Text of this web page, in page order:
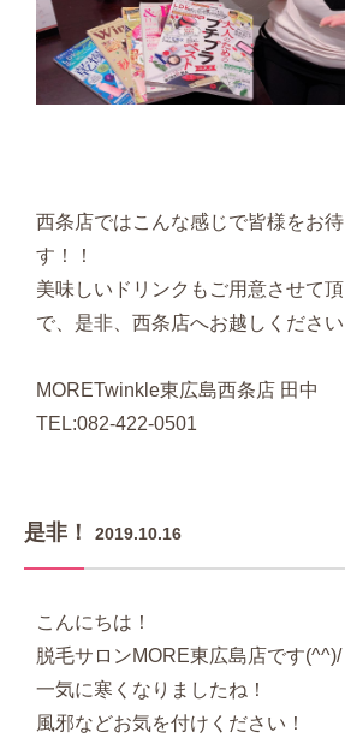
西条店ではこんな感じで皆様をお
す！！
美味しいドリンクもご用意させて
で、是非、西条店へお越しください
MORETwinkle東広島西条店 田中
TEL:082-422-0501
是非！ 2019.10.16
こんにちは！
脱毛サロンMORE東広島店です(^^)/
一気に寒くなりましたね！
風邪などお気を付けください！